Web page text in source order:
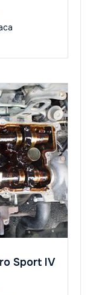
Sport IV